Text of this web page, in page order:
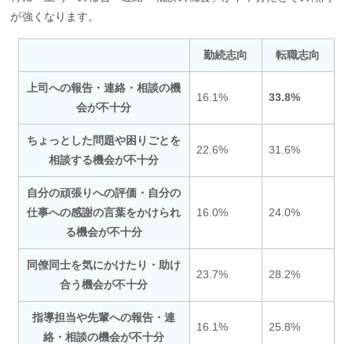
が強くなります。
勤続志向 転職志向
上司への報告・連絡・相談の機
会が不十分
16.1% 33.8%
ちょっとした問題や困りごとを
相談する機会が不十分
22.6% 31.6%
自分の頑張りへの評価・自分の
仕事への感謝の言葉をかけられ
る機会が不十分
16.0% 24.0%
同僚同士を気にかけたり・助け
合う機会が不十分
23.7% 28.2%
指導担当や先輩への報告・連
絡・相談の機会が不十分
16.1% 25.8%